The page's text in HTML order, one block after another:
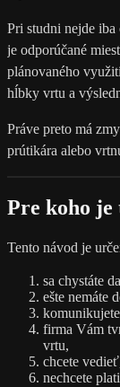
Pri studni nejde
je odporúčané
plánovaného
hĺbky vrtu a
Práve preto má
prútikára alebo
Pre koho je
Tento návod je
sa chystáte
ešte nemáte
firma Vám
vrtu,
chcete
nechcete